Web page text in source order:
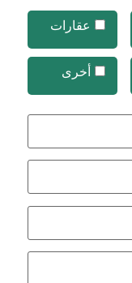
عقارات
أخرى